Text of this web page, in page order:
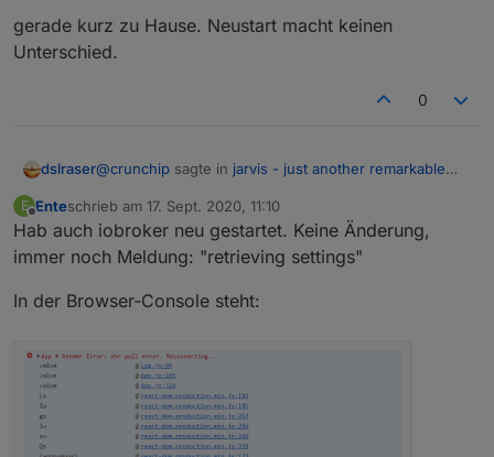
gerade kurz zu Hause. Neustart macht keinen
Unterschied.
0
dslraser@crunchip sagte in jarvis - just another remarkable
starte mal deinen IoBroker neu, musst ich auch
Unterschied.
E
Offline
Enteschrieb am 17. Sept. 2020, 11:10
zuletzt editiert von
Hab auch iobroker neu gestartet. Keine Änderung,
immer noch Meldung: "retrieving settings"
In der Browser-Console steht: